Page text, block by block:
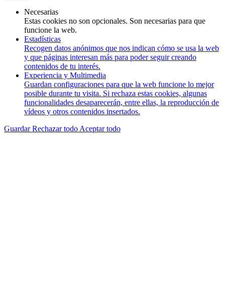
Necesarias
Estas cookies no son opcionales. Son necesarias para que
funcione la web.
Estadísticas
Recogen datos anónimos que nos indican cómo se usa la web
y que páginas interesan más para poder seguir creando
contenidos de tu interés.
Experiencia y Multimedia
Guardan configuraciones para que la web funcione lo mejor
posible durante tu visita. Si rechaza estas cookies, algunas
funcionalidades desaparecerán, entre ellas, la reproducción de
vídeos y otros contenidos insertados.
GuardarRechazar todo Aceptar todo